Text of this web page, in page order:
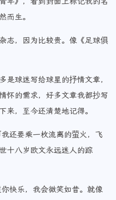
而生。
志，因为比较贵。像《足球俱
是球迷写给球星的抒情文章，
怀的需求，好多文章我都抄写
来，至今还清楚地记得。
还要乘一枚流离的萤火，飞
十八岁欧文永远迷人的踪
快乐，我会微笑如昔。就像